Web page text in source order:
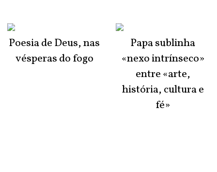
Poesia de Deus, nas
vésperas do fogo
Papa sublinha
«nexo intrínseco»
entre «arte,
história, cultura e
fé»